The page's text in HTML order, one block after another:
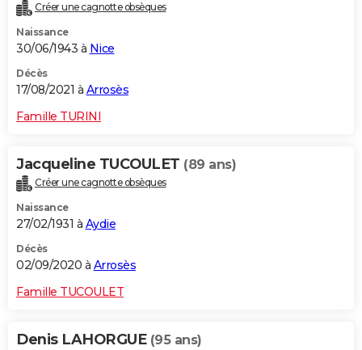
Créer une cagnotte obsèques
Naissance
30/06/1943 à Nice
Décès
17/08/2021 à Arrosès
Famille TURINI
Jacqueline TUCOULET (89 ans)
Créer une cagnotte obsèques
Naissance
27/02/1931 à Aydie
Décès
02/09/2020 à Arrosès
Famille TUCOULET
Denis LAHORGUE (95 ans)